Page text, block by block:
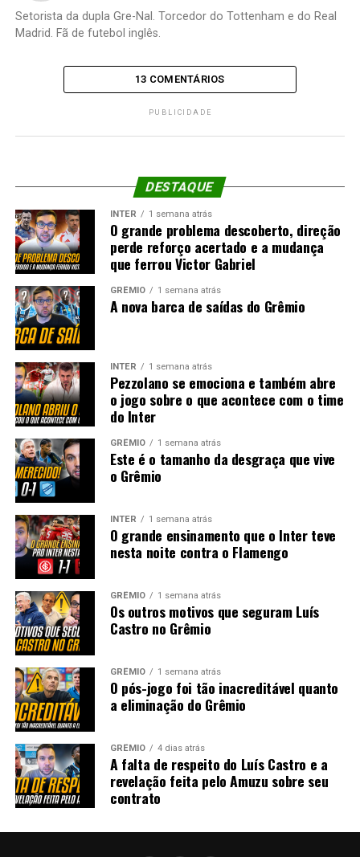
Setorista da dupla Gre-Nal. Torcedor do Tottenham e do Real
Madrid. Fã de futebol inglês.
13 COMENTÁRIOS
PUBLICIDADE
DESTAQUE
INTER 1 semana atrás
O grande problema descoberto, direção
perde reforço acertado e a mudança
que ferrou Victor Gabriel
GRÊMIO 1 semana atrás
A nova barca de saídas do Grêmio
INTER 1 semana atrás
Pezzolano se emociona e também abre
o jogo sobre o que acontece com o time
do Inter
GRÊMIO 1 semana atrás
Este é o tamanho da desgraça que vive
o Grêmio
INTER 1 semana atrás
O grande ensinamento que o Inter teve
nesta noite contra o Flamengo
GRÊMIO 1 semana atrás
Os outros motivos que seguram Luís
Castro no Grêmio
GRÊMIO 1 semana atrás
O pós-jogo foi tão inacreditável quanto
a eliminação do Grêmio
GRÊMIO 4 dias atrás
A falta de respeito do Luís Castro e a
revelação feita pelo Amuzu sobre seu
contrato